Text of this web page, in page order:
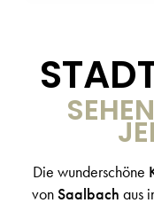
Die wunderschöne
vonSaalbach aus